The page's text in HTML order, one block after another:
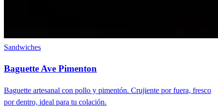
Sandwiches
Baguette Ave Pimenton
Baguette artesanal con pollo y pimentón. Crujiente por fuera, fresco
por dentro, ideal para tu colación.